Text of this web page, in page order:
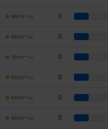
9点のゲーム 0
8点のゲーム 0
7点のゲーム 0
6点のゲーム 0
5点のゲーム 0
4点のゲーム 0